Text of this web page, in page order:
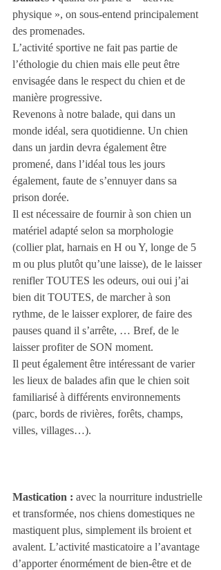
physique », on sous-entend principalement
des promenades.
L’activité sportive ne fait pas partie de
l’éthologie du chien mais elle peut être
envisagée dans le respect du chien et de
manière progressive.
Revenons à notre balade, qui dans un
monde idéal, sera quotidienne. Un chien
dans un jardin devra également être
promené, dans l’idéal tous les jours
également, faute de s’ennuyer dans sa
prison dorée.
Il est nécessaire de fournir à son chien un
matériel adapté selon sa morphologie
(collier plat, harnais en H ou Y, longe de 5
m ou plus plutôt qu’une laisse), de le laisser
renifler TOUTES les odeurs, oui oui j’ai
bien dit TOUTES, de marcher à son
rythme, de le laisser explorer, de faire des
pauses quand il s’arrête, … Bref, de le
laisser profiter de SON moment.
Il peut également être intéressant de varier
les lieux de balades afin que le chien soit
familiarisé à différents environnements
(parc, bords de rivières, forêts, champs,
villes, villages…).
Mastication : avec la nourriture industrielle
et transformée, nos chiens domestiques ne
mastiquent plus, simplement ils broient et
avalent. L’activité masticatoire a l’avantage
d’apporter énormément de bien-être et de